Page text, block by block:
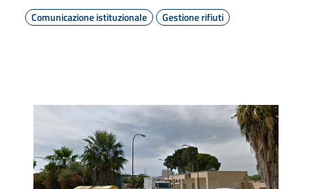
Comunicazione istituzionale
Gestione rifiuti